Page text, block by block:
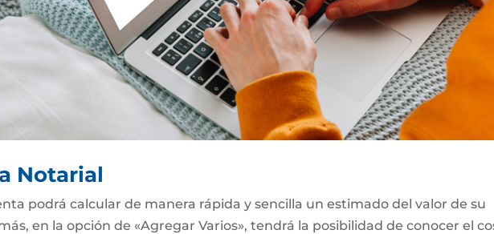
Notarial
podrá calcular de manera rápida y sencilla un estimado del valor de su
en la opción de «Agregar Varios», tendrá la posibilidad de conocer el